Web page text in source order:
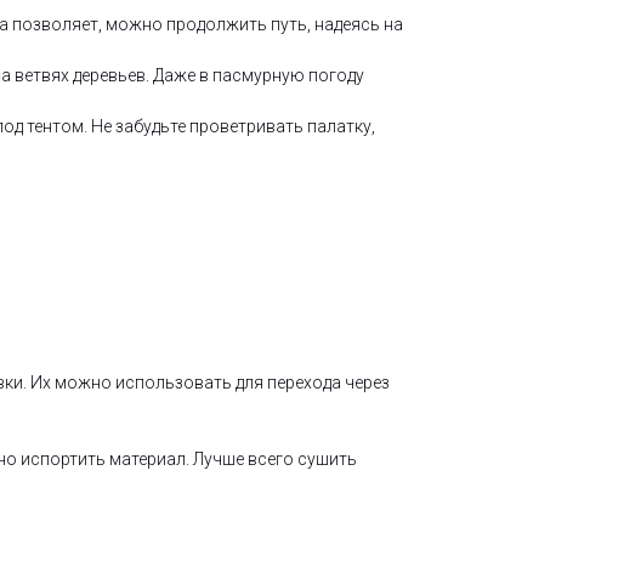
позволяет, можно продолжить путь, надеясь на
ветвях деревьев. Даже в пасмурную погоду
тентом. Не забудьте проветривать палатку,
Их можно использовать для перехода через
испортить материал. Лучше всего сушить